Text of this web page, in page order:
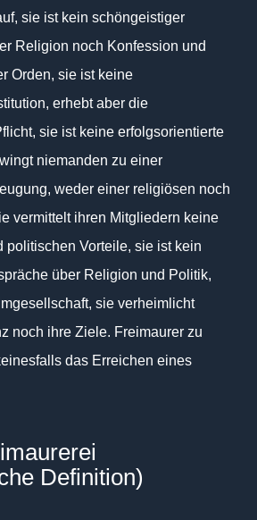
sie ist kein schöngeistiger
Religion noch Konfession und
Orden, sie ist keine
erhebt aber die
sie ist keine erfolgsorientierte
niemanden zu einer
weder einer religiösen noch
vermittelt ihren Mitgliedern keine
politischen Vorteile, sie ist kein
über Religion und Politik,
sie verheimlicht
noch ihre Ziele. Freimaurer zu
das Erreichen eines
Definition)